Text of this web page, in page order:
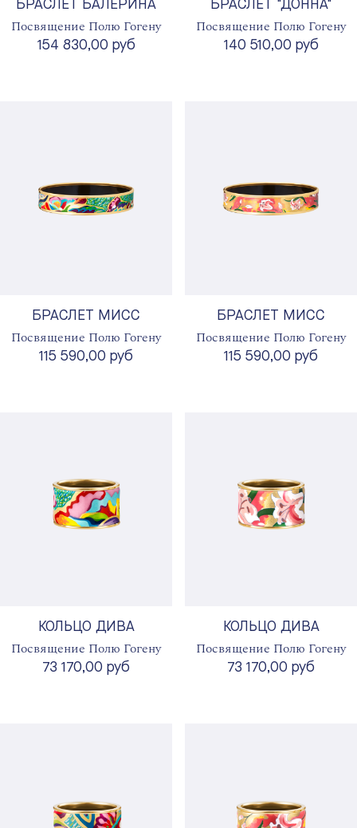
БРАСЛЕТ БАЛЕРИНА
Посвящение Полю Гогену
154 830,00 руб
БРАСЛЕТ "ДОННА"
Посвящение Полю Гогену
140 510,00 руб
БРАСЛЕТ МИСС
Посвящение Полю Гогену
115 590,00 руб
БРАСЛЕТ МИСС
Посвящение Полю Гогену
115 590,00 руб
КОЛЬЦО ДИВА
Посвящение Полю Гогену
73 170,00 руб
КОЛЬЦО ДИВА
Посвящение Полю Гогену
73 170,00 руб